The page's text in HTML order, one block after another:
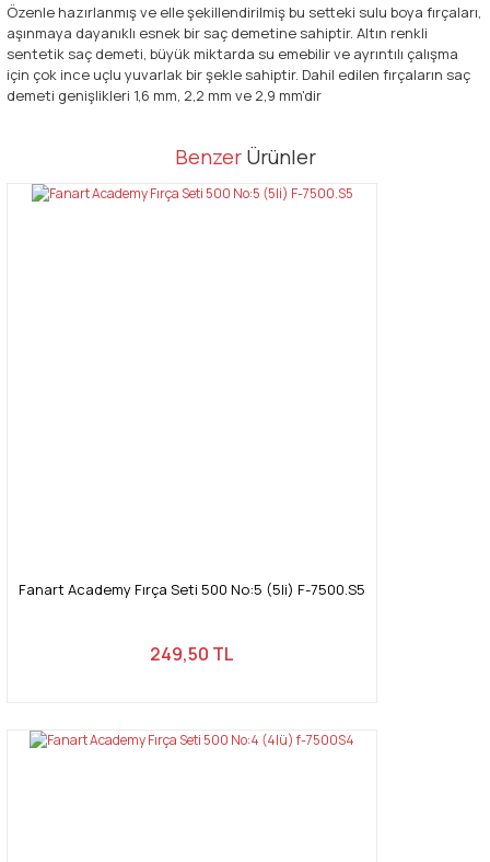
Özenle hazırlanmış ve elle şekillendirilmiş bu setteki sulu boya fırçaları,
aşınmaya dayanıklı esnek bir saç demetine sahiptir. Altın renkli
sentetik saç demeti, büyük miktarda su emebilir ve ayrıntılı çalışma
için çok ince uçlu yuvarlak bir şekle sahiptir. Dahil edilen fırçaların saç
demeti genişlikleri 1,6 mm, 2,2 mm ve 2,9 mm'dir
Bu ürüne ilk yorumu siz yapın!
Bu ürünün fiyat bilgisi, resim, ürün açıklamalarında ve diğer
tarafımıza iletebilirsiniz.
Benzer Ürünler
Fanart Academy Fırça Seti 500 No:5 (5li) F-7500.S5
249,50 TL